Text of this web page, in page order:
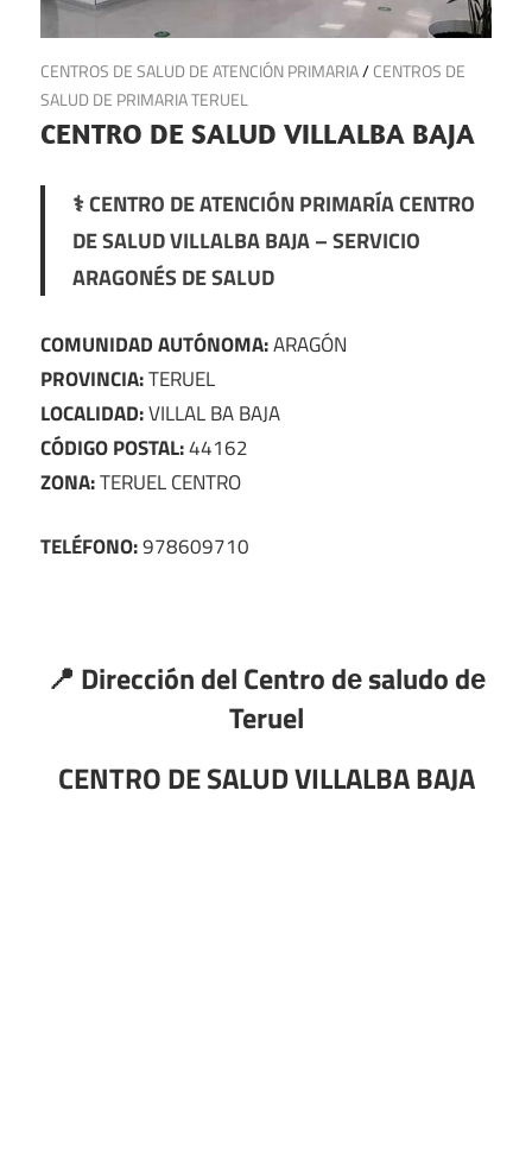
29 de junio de 2025
CENTROS DE SALUD DE ATENCIÓN PRIMARIA/CENTROS DE
SALUD DE PRIMARIA TERUEL
CENTRO DE SALUD VILLALBA BAJA
⚕️ CENTRO DE ATENCIÓN PRIMARÍA CENTRO
DE SALUD VILLALBA BAJA – SERVICIO
ARAGONÉS DE SALUD
COMUNIDAD AUTÓNOMA:ARAGÓN
PROVINCIA:TERUEL
LOCALIDAD:VILLAL BA BAJA
CÓDIGO POSTAL:44162
ZONA:TERUEL CENTRO
TELÉFONO:978609710
📍 Dirección del Centro dе saludo dе
Teruel
CENTRO DE SALUD VILLALBA BAJA